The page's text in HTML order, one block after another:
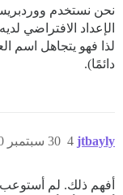
الإعداد الافتراضي
لذا فهو يتجاهل اسم
دائمًا).
jtbayly 30 سبتمبر 2020، 12:36ص 4
أفهم ذلك. لم